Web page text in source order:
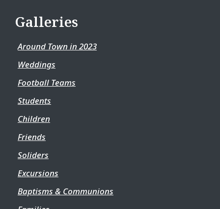
Galleries
Around Town in 2023
Weddings
Football Teams
Students
Children
Friends
Soliders
Excursions
Baptisms & Communions